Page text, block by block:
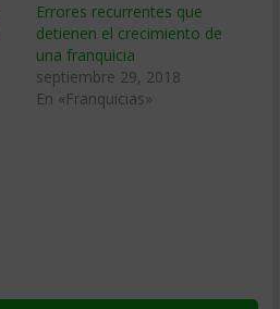
Errores recurrentes que
detienen el crecimiento de
una franquicia
septiembre 29, 2018
En «Franquicias»